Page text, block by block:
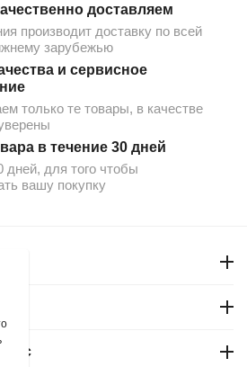
доставляем
производит доставку по всей
зарубежью
и сервисное
только те товары, в качестве
в течение 30 дней
дней, для того чтобы
вашу покупку